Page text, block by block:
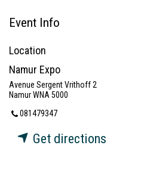
Event Info
Location
Namur Expo
Avenue Sergent Vrithoff 2
Namur WNA 5000
081479347
Get directions